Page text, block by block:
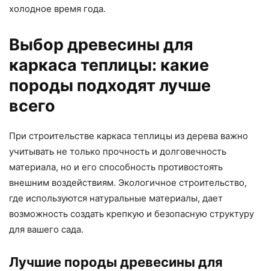
холодное время года.
Выбор древесины для
каркаса теплицы: какие
породы подходят лучше
всего
При строительстве каркаса теплицы из дерева важно
учитывать не только прочность и долговечность
материала, но и его способность противостоять
внешним воздействиям. Экологичное строительство,
где используются натуральные материалы, дает
возможность создать крепкую и безопасную структуру
для вашего сада.
Лучшие породы древесины для